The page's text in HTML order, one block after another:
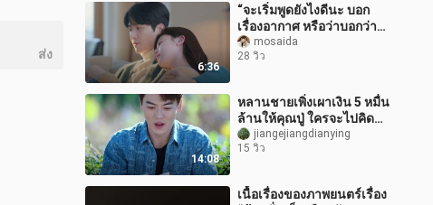
6:36
“จะเริ่มพูดยังไงดีนะ บอก
เรื่องอากาศ หรือว่าบอกว่า
คิดถึงเธอมาก”
mosaida
28 วิว
14:08
หลานชายเพิ่งเผาเงิน 5 หมื่น
ล้านให้คุณปู่ ใครจะไปคิดว่า
แค่พริบตาเดียวคุณปู่ก็ถือเงิน
นั้นไปก่อการปฏิวั
jiangejiangdianying
15 วิว
เนื้อเรื่องของภาพยนตร์เรื่อง
ส่ง